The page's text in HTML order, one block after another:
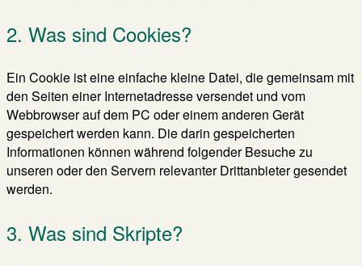
2. Was sind Cookies?
Ein Cookie ist eine einfache kleine Datei, die gemeinsam mit
den Seiten einer Internetadresse versendet und vom
Webbrowser auf dem PC oder einem anderen Gerät
gespeichert werden kann. Die darin gespeicherten
Informationen können während folgender Besuche zu
unseren oder den Servern relevanter Drittanbieter gesendet
werden.
3. Was sind Skripte?